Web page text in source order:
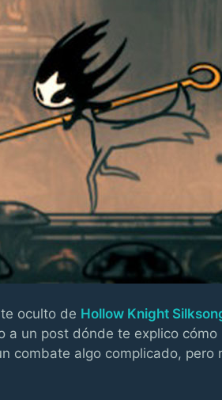
oculto de Hollow Knight
a un post dónde te explico
combate algo complicado, pero